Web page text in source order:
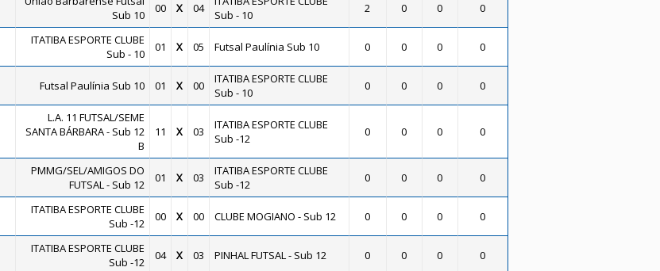
Sub 10
00 X 04
Sub - 10
2 0 0 0
ITATIBA ESPORTE CLUBE
Sub - 10
01 X 05 Futsal Paulínia Sub 10 0 0 0 0
Futsal Paulínia Sub 10 01 X 00
ITATIBA ESPORTE CLUBE
Sub - 10
0 0 0 0
L.A. 11 FUTSAL/SEME
SANTA BÁRBARA - Sub 12
B
11 X 03
ITATIBA ESPORTE CLUBE
Sub -12
0 0 0 0
PMMG/SEL/AMIGOS DO
FUTSAL - Sub 12
01 X 03
ITATIBA ESPORTE CLUBE
Sub -12
0 0 0 0
ITATIBA ESPORTE CLUBE
Sub -12
00 X 00 CLUBE MOGIANO - Sub 12 0 0 0 0
ITATIBA ESPORTE CLUBE
Sub -12
04 X 03 PINHAL FUTSAL - Sub 12 0 0 0 0